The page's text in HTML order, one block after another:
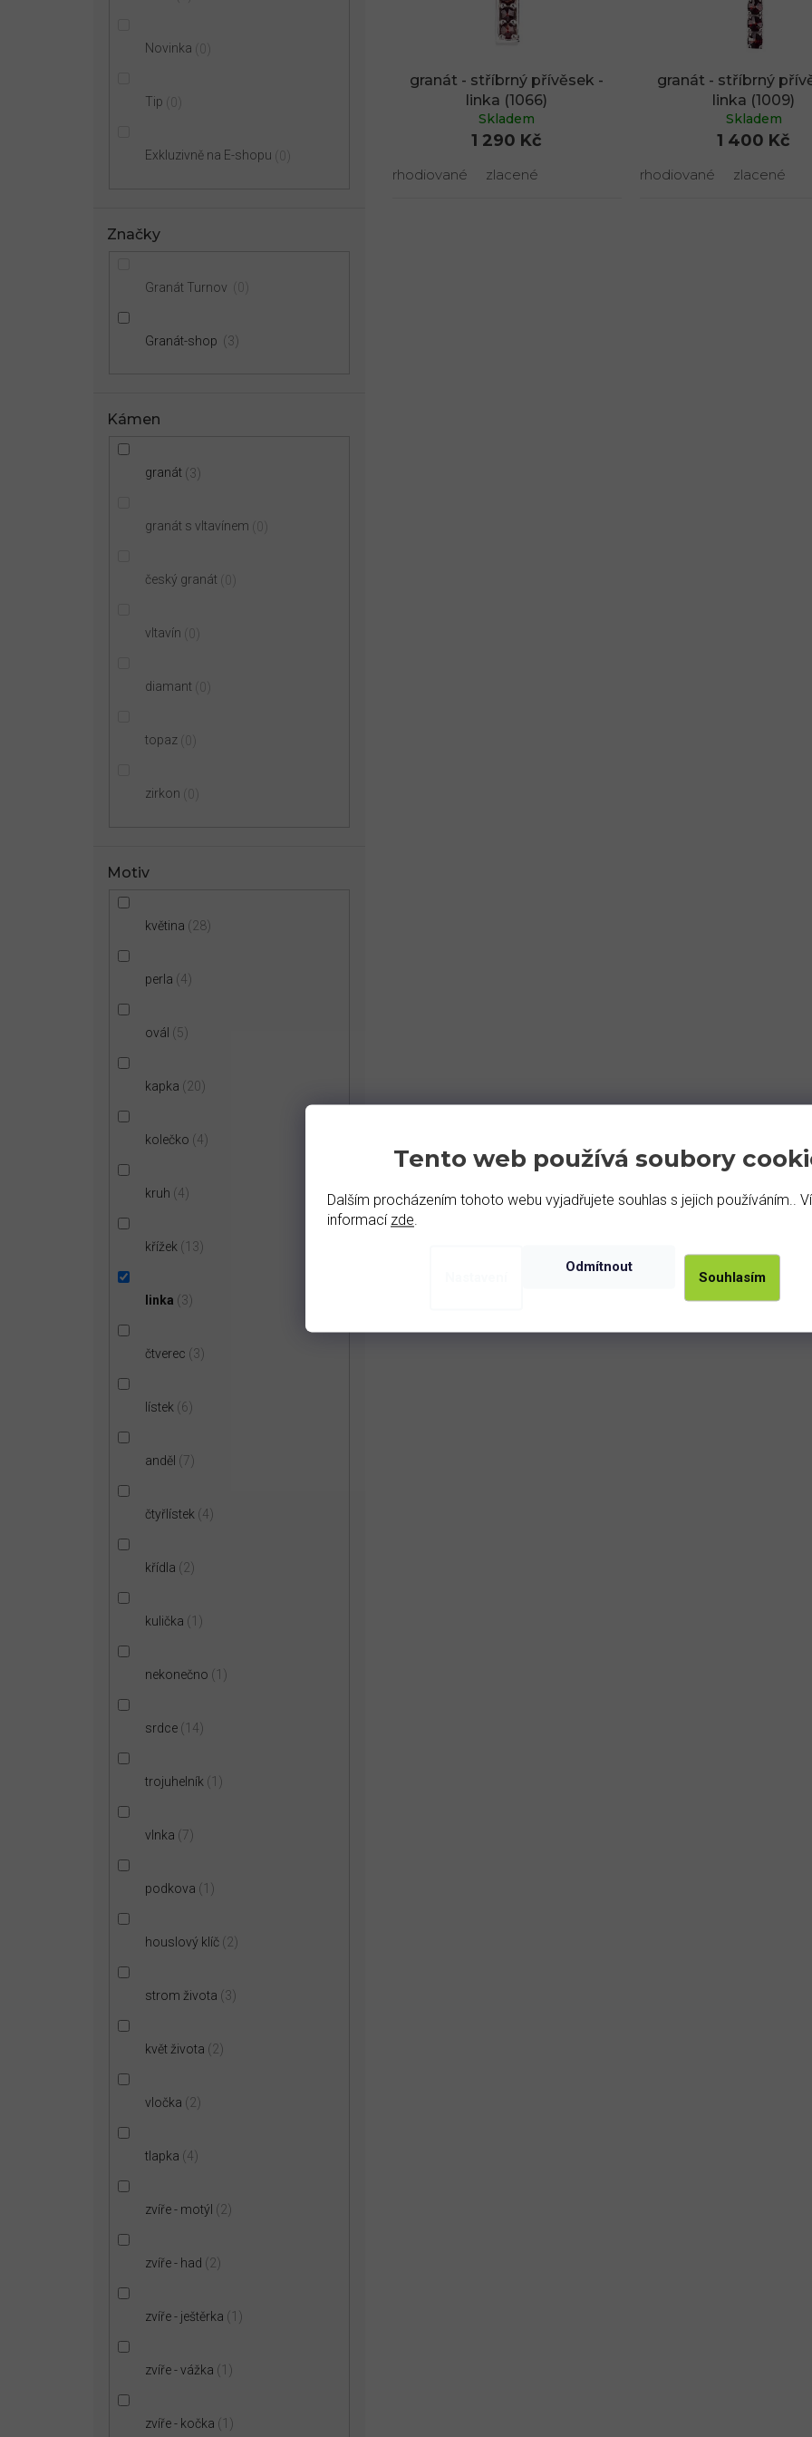
Tento web používá soubory
Dalším procházením tohoto webu vyjadřujete souhlas s jejich používáním..
informací zde.
Odmítnout
Souhlasím
Novinka 0
Tip 0
Exkluzivně na E-shopu 0
Značky
Granát Turnov 0
Granát-shop 3
Kámen
granát 3
granát s vltavínem 0
český granát 0
vltavín 0
diamant 0
topaz 0
zirkon 0
Motiv
květina 28
perla 4
ovál 5
kapka 20
kolečko 4
kruh 4
křížek 13
linka 3
čtverec 3
lístek 6
anděl 7
čtyřlístek 4
křídla 2
kulička 1
nekonečno 1
srdce 14
trojuhelník 1
vlnka 7
podkova 1
houslový klíč 2
strom života 3
květ života 2
vločka 2
tlapka 4
zvíře - motýl 2
zvíře - had 2
zvíře - ještěrka 1
zvíře - vážka 1
zvíře - kočka 1
granát - stříbrný přívěsek -
linka (1066)
Skladem
1 290 Kč
rhodiované zlacené
granát - stříbrný
linka (1009)
Skladem
1 400 Kč
rhodiované zlacené